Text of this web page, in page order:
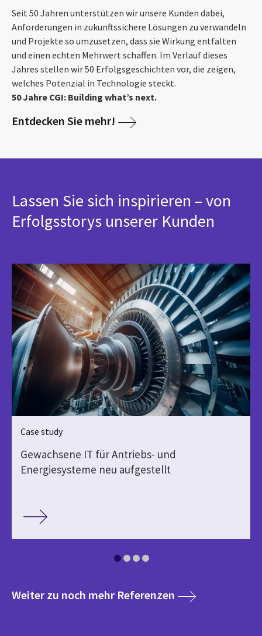
Seit 50 Jahren unterstützen wir unsere Kunden dabei,
Anforderungen in zukunftssichere Lösungen zu verwandeln
und Projekte so umzusetzen, dass sie Wirkung entfalten
und einen echten Mehrwert schaffen. Im Verlauf dieses
Jahres stellen wir 50 Erfolgsgeschichten vor, die zeigen,
welches Potenzial in Technologie steckt.
50 Jahre CGI: Building what’s next.
Entdecken Sie mehr!
Lassen Sie sich inspirieren – von
Erfolgsstorys unserer Kunden
Case study
Gewachsene IT für Antriebs- und
Energiesysteme neu aufgestellt
Weiter zu noch mehr Referenzen media